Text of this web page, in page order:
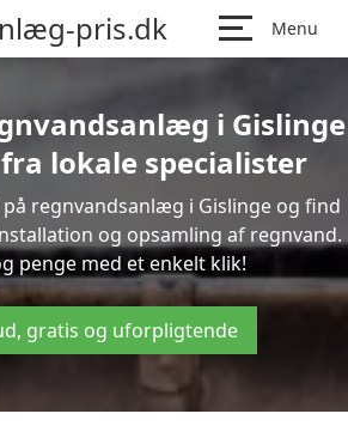
pris.dk Menu
i Gislinge
lokale specialister
regnvandsanlæg i Gislinge og find
og opsamling af regnvand.
penge med et enkelt klik!
gratis og uforpligtende